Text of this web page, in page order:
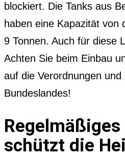
blockiert. Die Tanks aus
haben eine Kapazität von
9 Tonnen. Auch für diese
Achten Sie beim Einbau
auf die Verordnungen und
Bundeslandes!
schützt die